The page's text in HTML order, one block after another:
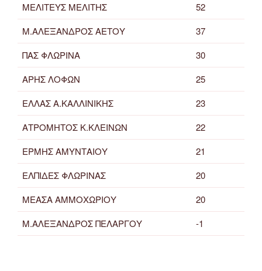
ΜΕΛΙΤΕΥΣ ΜΕΛΙΤΗΣ
52
Μ.ΑΛΕΞΑΝΔΡΟΣ ΑΕΤΟΥ
37
ΠΑΣ ΦΛΩΡΙΝΑ
30
ΑΡΗΣ ΛΟΦΩΝ
25
ΕΛΛΑΣ Α.ΚΑΛΛΙΝΙΚΗΣ
23
ΑΤΡΟΜΗΤΟΣ Κ.ΚΛΕΙΝΩΝ
22
ΕΡΜΗΣ ΑΜΥΝΤΑΙΟΥ
21
ΕΛΠΙΔΕΣ ΦΛΩΡΙΝΑΣ
20
ΜΕΑΣΑ ΑΜΜΟΧΩΡΙΟΥ
20
Μ.ΑΛΕΞΑΝΔΡΟΣ ΠΕΛΑΡΓΟΥ
-1